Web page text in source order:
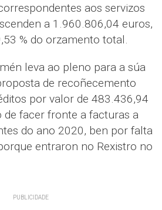
aos servizos
a 1.960.806,04 euros,
% do orzamento total.
leva ao pleno para a súa
de recoñecemento
por valor de 483.436,94
de facer fronte a facturas a
do ano 2020, ben por falta
entraron no Rexistro no